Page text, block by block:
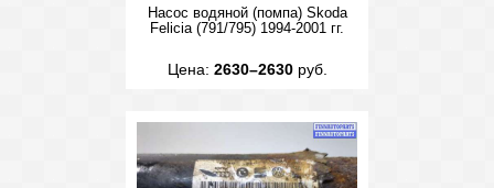
Насос водяной (помпа) Skoda
Felicia (791/795) 1994-2001 гг.
Цена: 2630–2630руб.